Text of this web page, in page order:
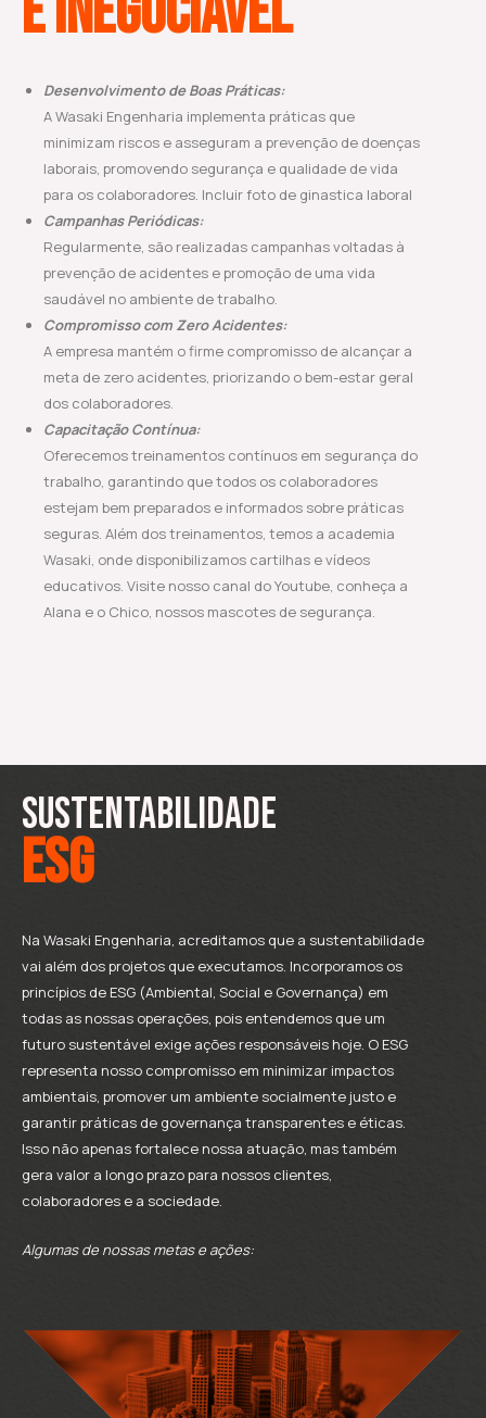
Desenvolvimento de Boas Práticas:
A Wasaki Engenharia implementa práticas que
minimizam riscos e asseguram a prevenção de doenças
laborais, promovendo segurança e qualidade de vida
para os colaboradores. Incluir foto de ginastica laboral
Campanhas Periódicas:
Regularmente, são realizadas campanhas voltadas à
prevenção de acidentes e promoção de uma vida
saudável no ambiente de trabalho.
Compromisso com Zero Acidentes:
A empresa mantém o firme compromisso de alcançar a
meta de zero acidentes, priorizando o bem-estar geral
dos colaboradores.
Capacitação Contínua:
Oferecemos treinamentos contínuos em segurança do
trabalho, garantindo que todos os colaboradores
estejam bem preparados e informados sobre práticas
seguras. Além dos treinamentos, temos a academia
Wasaki, onde disponibilizamos cartilhas e vídeos
educativos. Visite nosso canal do Youtube, conheça a
Alana e o Chico, nossos mascotes de segurança.
SUSTENTABILIDADE
esg
Na Wasaki Engenharia, acreditamos que a sustentabilidade
vai além dos projetos que executamos. Incorporamos os
princípios de ESG (Ambiental, Social e Governança) em
todas as nossas operações, pois entendemos que um
futuro sustentável exige ações responsáveis hoje. O ESG
representa nosso compromisso em minimizar impactos
ambientais, promover um ambiente socialmente justo e
garantir práticas de governança transparentes e éticas.
Isso não apenas fortalece nossa atuação, mas também
gera valor a longo prazo para nossos clientes,
colaboradores e a sociedade.
Algumas de nossas metas e ações: